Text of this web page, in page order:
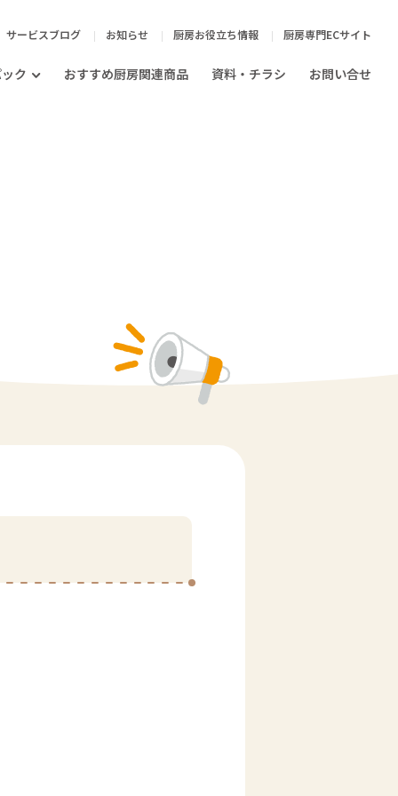
サービスブログ お知らせ 厨房お役立ち情報 厨房専門ECサイト
ク おすすめ厨房関連商品 資料・チラシ お問い合せ